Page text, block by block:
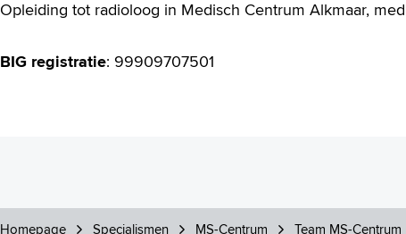
Opleiding tot radioloog in Medisch Centrum Alkmaar,
BIG registratie: 99909707501
Homepage Specialismen MS-Centrum Team MS-Centrum